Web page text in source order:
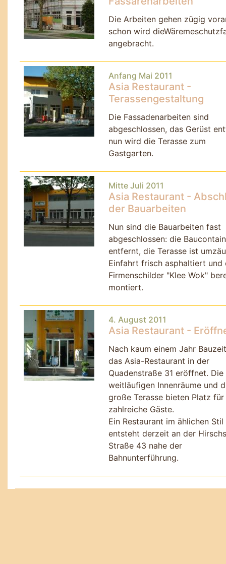
Die Arbeiten gehen zügig
schon wird
angebracht.
Anfang Mai 2011
Asia Restaurant -
Terassengestaltung
Die Fassadenarbeiten sind
abgeschlossen, das Gerüst
nun wird die Terasse zum
Gastgarten.
Mitte Juli 2011
Asia Restaurant -
der Bauarbeiten
Nun sind die Bauarbeiten fast
abgeschlossen: die
entfernt, die Terasse ist
Einfahrt frisch asphaltiert und
Firmenschilder "Klee Wok"
montiert.
4. August 2011
Asia Restaurant -
Nach kaum einem Jahr
das Asia-Restaurant in der
Quadenstraße 31 eröffnet. Die
weitläufigen Innenräume und
große Terasse bieten Platz für
zahlreiche Gäste.
Ein Restaurant im ählichen Stil
entsteht derzeit an der
Straße 43 nahe der
Bahnunterführung.